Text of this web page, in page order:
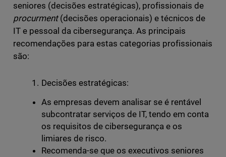
seniores (decisões estratégicas), profissionais de
procurment(decisões operacionais) e técnicos de
IT e pessoal da cibersegurança. As principais
recomendações para estas categorias profissionais
são:
Decisões estratégicas:
As empresas devem analisar se é rentável
subcontratar serviços de IT, tendo em conta
os requisitos de cibersegurança e os
limiares de risco.
Recomenda-se que os executivos seniores